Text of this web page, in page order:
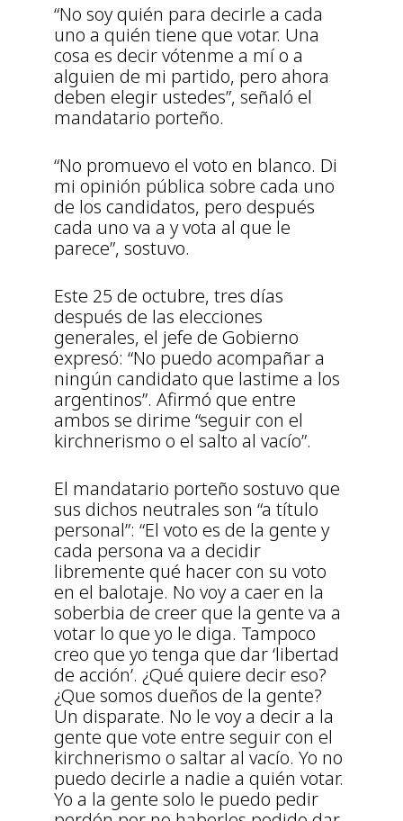
“No soy quién para decirle a cada
uno a quién tiene que votar. Una
cosa es decir vótenme a mí o a
alguien de mi partido, pero ahora
deben elegir ustedes”, señaló el
mandatario porteño.
“No promuevo el voto en blanco. Di
mi opinión pública sobre cada uno
de los candidatos, pero después
cada uno va a y vota al que le
parece”, sostuvo.
Este 25 de octubre, tres días
después de las elecciones
generales, el jefe de Gobierno
expresó: “No puedo acompañar a
ningún candidato que lastime a los
argentinos”. Afirmó que entre
ambos se dirime “seguir con el
kirchnerismo o el salto al vacío”.
El mandatario porteño sostuvo que
sus dichos neutrales son “a título
personal”: “El voto es de la gente y
cada persona va a decidir
libremente qué hacer con su voto
en el balotaje. No voy a caer en la
soberbia de creer que la gente va a
votar lo que yo le diga. Tampoco
creo que yo tenga que dar ‘libertad
de acción’. ¿Qué quiere decir eso?
¿Que somos dueños de la gente?
Un disparate. No le voy a decir a la
gente que vote entre seguir con el
kirchnerismo o saltar al vacío. Yo no
puedo decirle a nadie a quién votar.
Yo a la gente solo le puedo pedir